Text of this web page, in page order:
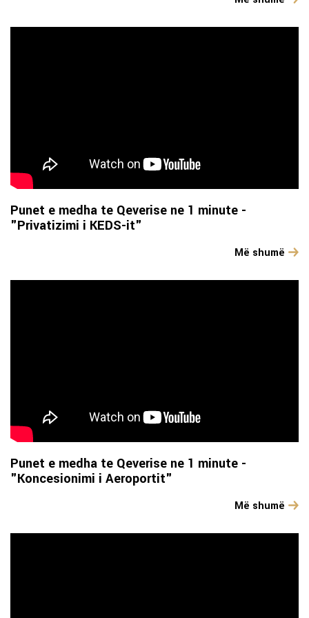
Punet e medha te Qeverise ne 1 minute -
"Privatizimi i KEDS-it"
Më shumë
Punet e medha te Qeverise ne 1 minute -
"Koncesionimi i Aeroportit"
Më shumë